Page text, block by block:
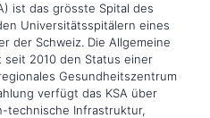
ist das grösste Spital des
Universitätsspitälern eines
der Schweiz. Die Allgemeine
seit 2010 den Status einer
Gesundheitszentrum
verfügt das KSA über
technische Infrastruktur,